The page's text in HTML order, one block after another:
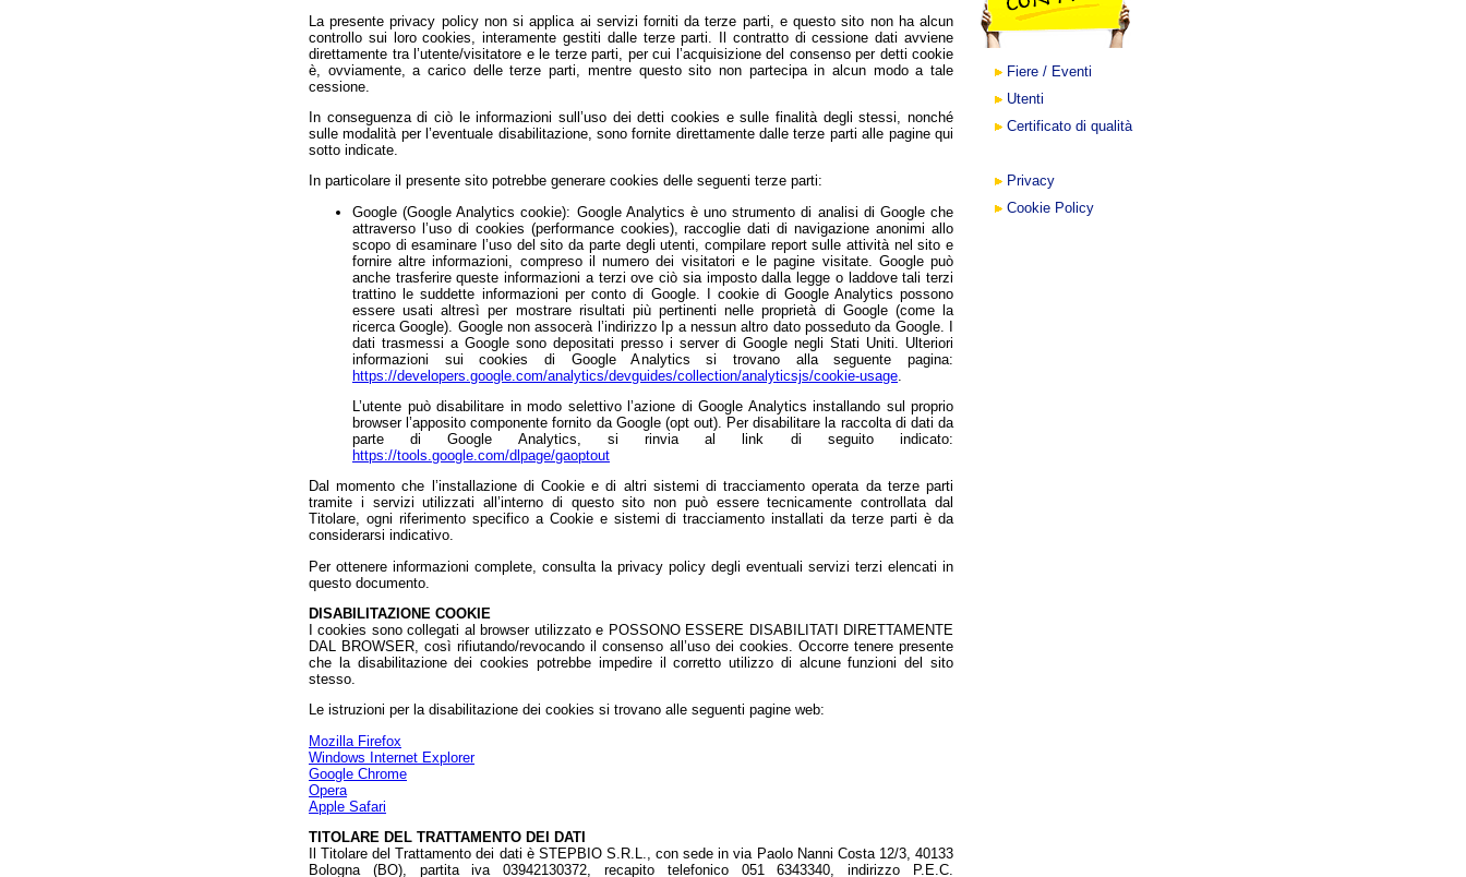
La presente privacy policy non si applica ai servizi forniti da terze parti, e questo sito non ha alcun
controllo sui loro cookies, interamente gestiti dalle terze parti. Il contratto di cessione dati avviene
direttamente tra l’utente/visitatore e le terze parti, per cui l’acquisizione del consenso per detti cookie
è, ovviamente, a carico delle terze parti, mentre questo sito non partecipa in alcun modo a tale
cessione.
In conseguenza di ciò le informazioni sull’uso dei detti cookies e sulle finalità degli stessi, nonché
sulle modalità per l’eventuale disabilitazione, sono fornite direttamente dalle terze parti alle pagine qui
sotto indicate.
In particolare il presente sito potrebbe generare cookies delle seguenti terze parti:
Google (Google Analytics cookie): Google Analytics è uno strumento di analisi di Google che
attraverso l’uso di cookies (performance cookies), raccoglie dati di navigazione anonimi allo
scopo di esaminare l’uso del sito da parte degli utenti, compilare report sulle attività nel sito e
fornire altre informazioni, compreso il numero dei visitatori e le pagine visitate. Google può
anche trasferire queste informazioni a terzi ove ciò sia imposto dalla legge o laddove tali terzi
trattino le suddette informazioni per conto di Google. I cookie di Google Analytics possono
essere usati altresì per mostrare risultati più pertinenti nelle proprietà di Google (come la
ricerca Google). Google non assocerà l’indirizzo Ip a nessun altro dato posseduto da Google. I
dati trasmessi a Google sono depositati presso i server di Google negli Stati Uniti. Ulteriori
informazioni sui cookies di Google Analytics si trovano alla seguente pagina:
https://developers.google.com/analytics/devguides/collection/analyticsjs/cookie-usage
L’utente può disabilitare in modo selettivo l’azione di Google Analytics installando sul proprio
browser l’apposito componente fornito da Google (opt out). Per disabilitare la raccolta di dati da
parte di Google Analytics, si rinvia al link di seguito indicato:
https://tools.google.com/dlpage/gaoptout
Dal momento che l’installazione di Cookie e di altri sistemi di tracciamento operata da terze parti
tramite i servizi utilizzati all’interno di questo sito non può essere tecnicamente controllata dal
Titolare, ogni riferimento specifico a Cookie e sistemi di tracciamento installati da terze parti è da
considerarsi indicativo.
Per ottenere informazioni complete, consulta la privacy policy degli eventuali servizi terzi elencati in
questo documento.
DISABILITAZIONE COOKIE
I cookies sono collegati al browser utilizzato e POSSONO ESSERE DISABILITATI DIRETTAMENTE
DAL BROWSER, così rifiutando/revocando il consenso all’uso dei cookies. Occorre tenere presente
che la disabilitazione dei cookies potrebbe impedire il corretto utilizzo di alcune funzioni del sito
stesso.
Le istruzioni per la disabilitazione dei cookies si trovano alle seguenti pagine web:
Mozilla Firefox
Windows Internet Explorer
Google Chrome
Opera
Apple Safari
TITOLARE DEL TRATTAMENTO DEI DATI
Il Titolare del Trattamento dei dati è STEPBIO S.R.L., con sede in via Paolo Nanni Costa 12/3, 40133
Bologna (BO), partita iva 03942130372, recapito telefonico 051 6343340, indirizzo P.E.C.
Fiere / Eventi
Utenti
Certificato di qualità
Privacy
Cookie Policy